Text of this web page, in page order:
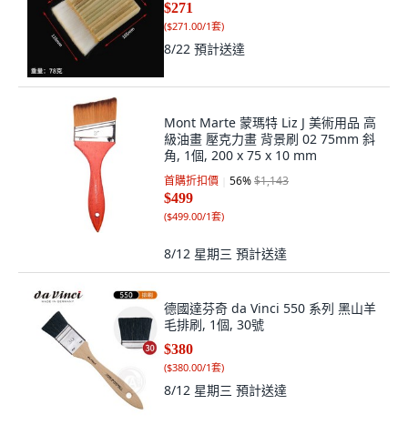
$271
($271.00/1套)
8/22 預計送達
Mont Marte 蒙瑪特 Liz J 美術用品 高
級油畫 壓克力畫 背景刷 02 75mm 斜
角, 1個, 200 x 75 x 10 mm
首購折扣價 56%$1,143
$499
($499.00/1套)
8/12 星期三 預計送達
德國達芬奇 da Vinci 550 系列 黑山羊
毛排刷, 1個, 30號
$380
($380.00/1套)
8/12 星期三 預計送達